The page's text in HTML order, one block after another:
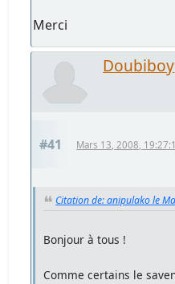
Merci
Doubiboy
#41 Mars 13, 2008,
Citation de: anipulako le
Bonjour à tous !
Comme certains le